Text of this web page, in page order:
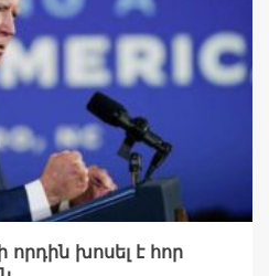
խոսել է հոր